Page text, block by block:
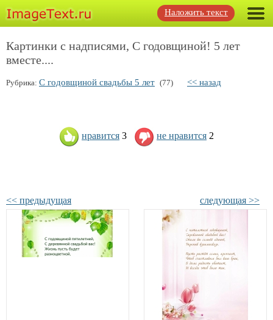
Наложить текст
Картинки с надписями, С годовщиной! 5 лет
вместе....
Рубрика: С годовщиной свадьбы 5 лет (77) << назад
нравится 3 не нравится 2
<< предыдущая следующая >>